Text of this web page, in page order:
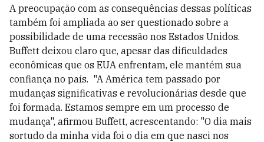
A preocupação com as consequências dessas políticas
também foi ampliada ao ser questionado sobre a
possibilidade de uma recessão nos Estados Unidos.
Buffett deixou claro que, apesar das dificuldades
econômicas que os EUA enfrentam, ele mantém sua
confiança no país. "A América tem passado por
mudanças significativas e revolucionárias desde que
foi formada. Estamos sempre em um processo de
mudança", afirmou Buffett, acrescentando: "O dia mais
sortudo da minha vida foi o dia em que nasci nos